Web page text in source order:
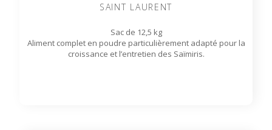
SAINT LAURENT
Sac de 12,5 kg
Aliment complet en poudre particulièrement adapté pour la
croissance et l’entretien des Saïmiris.